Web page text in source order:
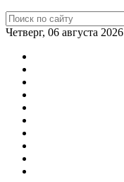
Четверг, 06 августа 2026